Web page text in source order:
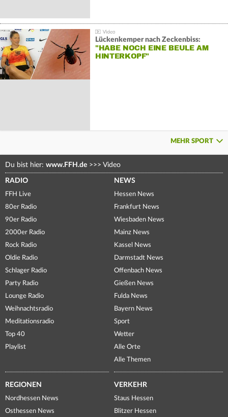
Lückenkemper nach Zeckenbiss:
"HABE NOCH EINE BEULE AM
HINTERKOPF"
MEHR SPORT
Du bist hier: www.FFH.de >>> Video
RADIO
FFH Live
80er Radio
90er Radio
2000er Radio
Rock Radio
Oldie Radio
Schlager Radio
Party Radio
Lounge Radio
Weihnachtsradio
Meditationsradio
Top 40
Playlist
NEWS
Hessen News
Frankfurt News
Wiesbaden News
Mainz News
Kassel News
Darmstadt News
Offenbach News
Gießen News
Fulda News
Bayern News
Sport
Wetter
Alle Orte
Alle Themen
REGIONEN
Nordhessen News
Osthessen News
VERKEHR
Staus Hessen
Blitzer Hessen